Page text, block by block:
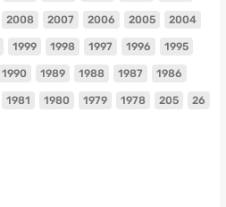
2008 2007 2006 2005 2004
1999 1998 1997 1996 1995
1990 1989 1988 1987 1986
1981 1980 1979 1978 205 26